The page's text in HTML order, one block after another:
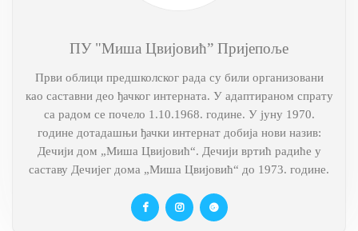
ПУ "Миша Цвијовић” Пријепоље
Први облици предшколског рада су били организовани
као саставни део ђачког интерната. У адаптираном спрату
са радом се почело 1.10.1968. године. У јуну 1970.
године дотадашњи ђачки интернат добија нови назив:
Дечији дом „Миша Цвијовић“. Дечији вртић радиће у
саставу Дечијег дома „Миша Цвијовић“ до 1973. године.